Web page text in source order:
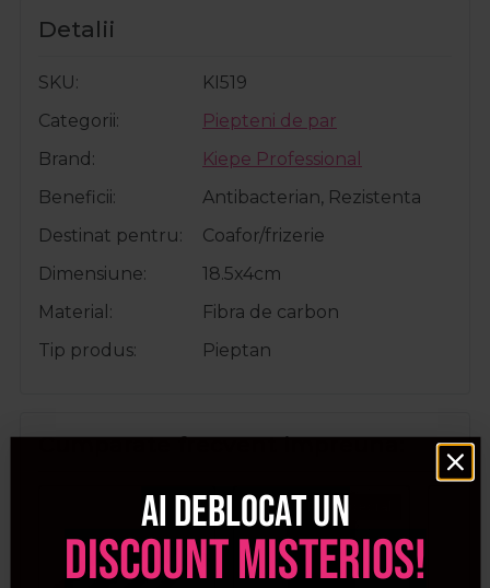
Detalii
SKU
KI519
Categorii
Piepteni de par
Brand
Kiepe Professional
Beneficii
Antibacterian, Rezistenta
Destinat pentru
Coafor/frizerie
Dimensiune
18.5x4cm
Material
Fibra de carbon
Tip produs
Pieptan
Cumparate frecvent impreuna:
Pret special
Ai deblocat un
discount misterios!